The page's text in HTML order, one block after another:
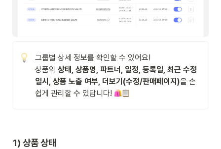
그룹별 상세 정보를 확인할 수 있어요!
상품의 상태, 상품명, 파트너, 일정, 등록일, 최근 수정
일시, 상품 노출 여부, 더보기(수정/판매페이지)을 손
쉽게 관리할 수 있답니다!
1) 상품 상태